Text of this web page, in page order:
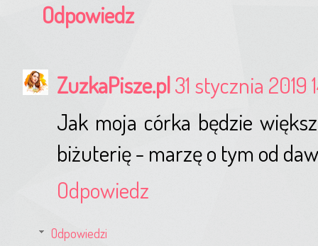
Odpowiedz
ZuzkaPisze.pl31 stycznia 2019
Jak moja córka będzie
biżuterię - marzę o tym od
Odpowiedz
Odpowiedzi